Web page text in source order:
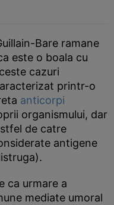
Bare ramane
este o boala cu
cazuri
printr-o
anticorpi
organismului, dar
de catre
antigene
ca urmare a
mediate umoral